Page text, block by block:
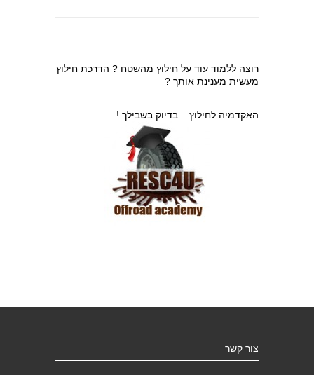
רוצה ללמוד עוד על חילוץ מהשטח ? הדרכת חילוץ
מעשית מענינת אותך ?
האקדמיה לחילוץ – בדיוק בשבילך !
צור קשר